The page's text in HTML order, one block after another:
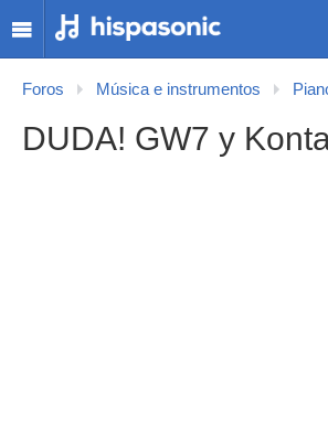
Foros Música e instrumentos
DUDA! GW7 y